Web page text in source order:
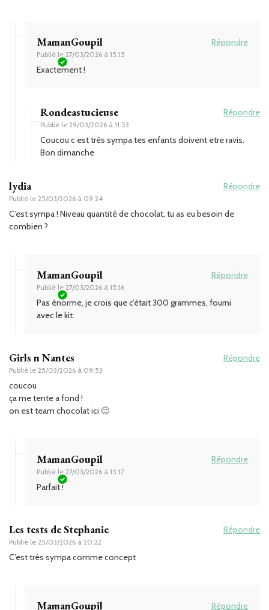
MamanGoupil
Publié le 27/03/2026 à 15:15
Répondre
Exactement !
Rondeastucieuse
Publié le 29/03/2026 à 11:53
Répondre
Coucou c est très sympa tes enfants doivent etre ravis.
Bon dimanche
lydia
Publié le 25/03/2026 à 09:24
Répondre
C’est sympa ! Niveau quantité de chocolat, tu as eu besoin de
combien ?
MamanGoupil
Publié le 27/03/2026 à 15:16
Répondre
Pas énorme, je crois que c’était 300 grammes, fourni
avec le kit.
Girls n Nantes
Publié le 25/03/2026 à 09:53
Répondre
coucou
ça me tente a fond !
on est team chocolat ici 🙂
MamanGoupil
Publié le 27/03/2026 à 15:17
Répondre
Parfait !
Les tests de Stephanie
Publié le 25/03/2026 à 20:22
Répondre
C’est très sympa comme concept
MamanGoupil Répondre